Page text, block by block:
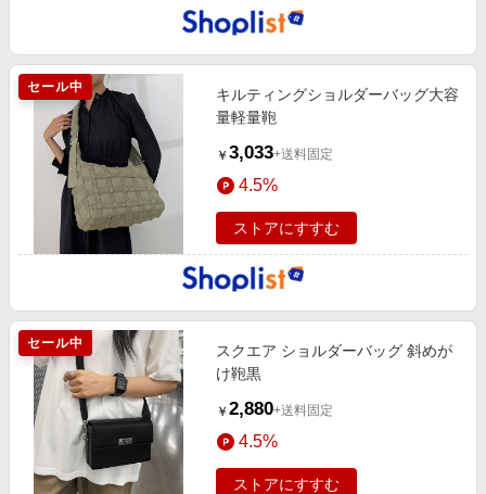
セール中
キルティングショルダーバッグ大容
量軽量鞄
￥ 3,033+送料固定
4.5%
ストアにすすむ
セール中
スクエア ショルダーバッグ 斜めが
け鞄黒
￥ 2,880+送料固定
4.5%
ストアにすすむ